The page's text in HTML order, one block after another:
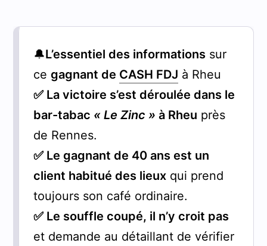
🔔L’essentiel des informationssur
ce gagnant de CASH FDJ à Rheu
✅ La victoire s’est déroulée dans le
bar-tabac « Le Zinc » à Rheu près
de Rennes.
✅ Le gagnant de 40 ans est un
client habitué des lieuxqui prend
toujours son café ordinaire.
✅ Le souffle coupé, il n’y croit pas
et demande au détaillant de vérifier